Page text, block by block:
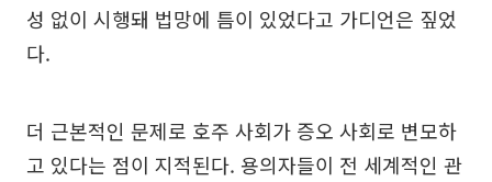
성 없이 시행돼 법망에 틈이 있었다고 가디언은 짚었
다.
더 근본적인 문제로 호주 사회가 증오 사회로 변모하
고 있다는 점이 지적된다. 용의자들이 전 세계적인 관